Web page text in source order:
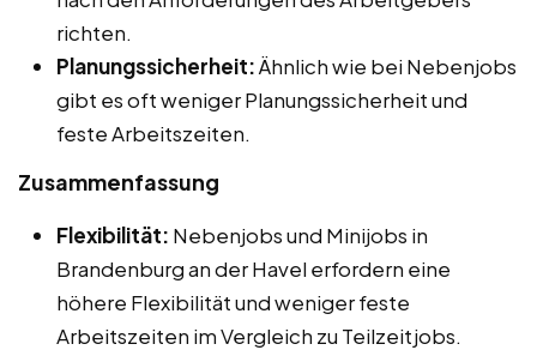
richten.
Planungssicherheit:Ähnlich wie bei Nebenjobs
gibt es oft weniger Planungssicherheit und
feste Arbeitszeiten.
Zusammenfassung
Flexibilität: Nebenjobs und Minijobs in
Brandenburg an der Havel erfordern eine
höhere Flexibilität und weniger feste
Arbeitszeiten im Vergleich zu Teilzeitjobs.